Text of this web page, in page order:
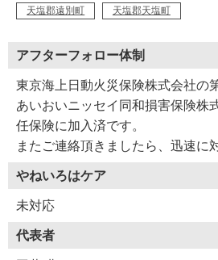
天塩郡遠別町 天塩郡天塩町
アフターフォロー体制
東京海上日動火災保険株式会社の
あいおいニッセイ同和損害保険株
任保険に加入済です。
またご連絡頂きましたら、迅速に
やねいろはケア
未対応
代表者